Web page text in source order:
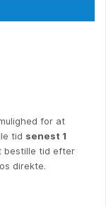
for at
tid senest 1
bestille tid efter
direkte.